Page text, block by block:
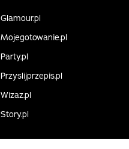
Glamour.pl
Mojegotowanie.pl
Party.pl
Przyslijprzepis.pl
Wizaz.pl
Story.pl